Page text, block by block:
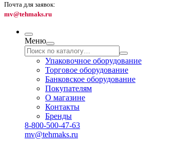
Почта для заявок:
mv@tehmaks.ru
Меню
Упаковочное оборудование
Торговое оборудование
Банковское оборудование
Покупателям
О магазине
Контакты
Бренды
8-800-500-47-63
mv@tehmaks.ru